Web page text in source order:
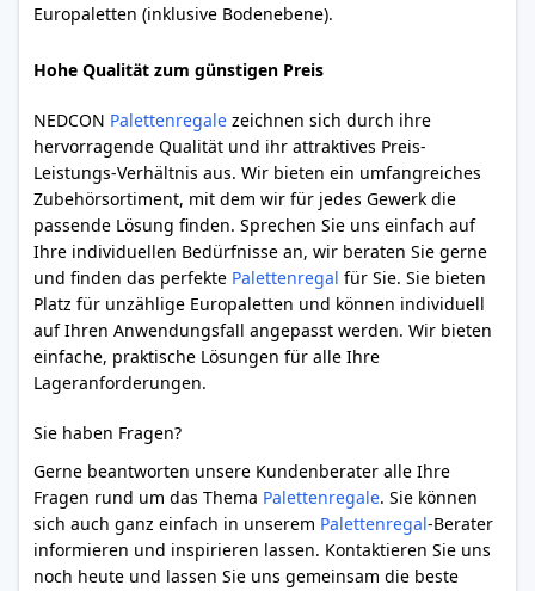
Europaletten (inklusive Bodenebene).
Hohe Qualität zum günstigen Preis
NEDCON Palettenregale zeichnen sich durch ihre
hervorragende Qualität und ihr attraktives Preis-
Leistungs-Verhältnis aus. Wir bieten ein umfangreiches
Zubehörsortiment, mit dem wir für jedes Gewerk die
passende Lösung finden. Sprechen Sie uns einfach auf
Ihre individuellen Bedürfnisse an, wir beraten Sie gerne
und finden das perfekte Palettenregal für Sie. Sie bieten
Platz für unzählige Europaletten und können individuell
auf Ihren Anwendungsfall angepasst werden. Wir bieten
einfache, praktische Lösungen für alle Ihre
Lageranforderungen.
Sie haben Fragen?
Gerne beantworten unsere Kundenberater alle Ihre
Fragen rund um das Thema Palettenregale. Sie können
sich auch ganz einfach in unserem Palettenregal-Berater
informieren und inspirieren lassen. Kontaktieren Sie uns
noch heute und lassen Sie uns gemeinsam die beste